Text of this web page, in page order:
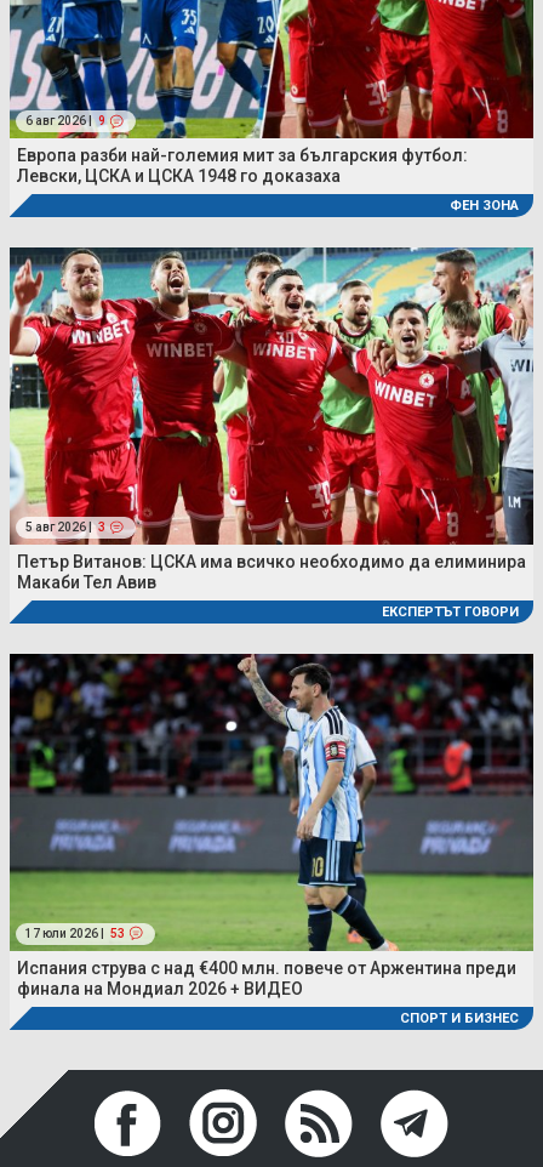
6 авг 2026 | 9
Европа разби най-големия мит за българския футбол:
Левски, ЦСКА и ЦСКА 1948 го доказаха
ФЕН ЗОНА
5 авг 2026 | 3
Петър Витанов: ЦСКА има всичко необходимо да елиминира
Макаби Тел Авив
ЕКСПЕРТЪТ ГОВОРИ
17 юли 2026 | 53
Испания струва с над €400 млн. повече от Аржентина преди
финала на Мондиал 2026 + ВИДЕО
СПОРТ И БИЗНЕС